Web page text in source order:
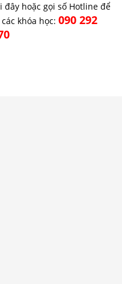
hoặc gọi số Hotline để
khóa học: 090 292